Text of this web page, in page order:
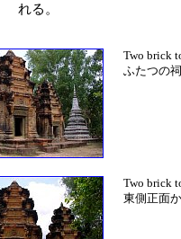
れる。
Two brick
ふたつの
Two brick
東側正面